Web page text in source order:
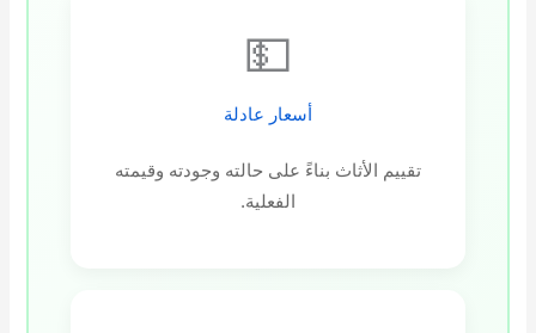
💵
أسعار عادلة
تقييم الأثاث بناءً على حالته وجودته وقيمته
الفعلية.